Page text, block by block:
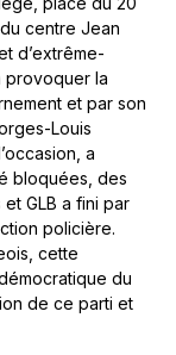
centre Jean
d’extrême-
provoquer la
et par son
Louis
a
bloquées, des
GLB a fini par
policière.
cette
du
de ce parti et